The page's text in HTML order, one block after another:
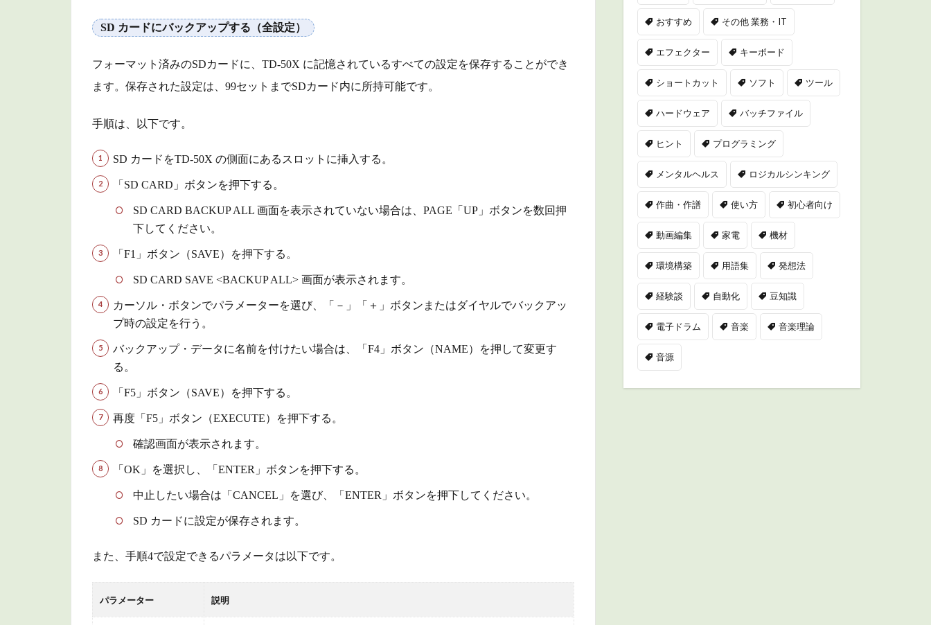
3.2
ド
キット
のデー
カード
から読
（1 KIT
LOAD）
4
タ
除
4.1
バッ
クアッ
プ・デー
ードから
削除する
（DELETE
／ 1 KIT
の
5.1
SD カードにバックアップする（全設定）
フォーマット済みのSDカードに、TD-50X に記憶されているすべての設定を保存することができ
ます。保存された設定は、99セットまでSDカード内に所持可能です。
手順は、以下です。
SD カードをTD-50X の側面にあるスロットに挿入する。
「SD CARD」ボタンを押下する。
SD CARD BACKUP ALL 画面を表示されていない場合は、PAGE「UP」ボタンを数回押
下してください。
「F1」ボタン（SAVE）を押下する。
SD CARD SAVE <BACKUP ALL> 画面が表示されます。
カーソル・ボタンでパラメーターを選び、「－」「＋」ボタンまたはダイヤルでバックアッ
プ時の設定を行う。
バックアップ・データに名前を付けたい場合は、「F4」ボタン（NAME）を押して変更す
る。
「F5」ボタン（SAVE）を押下する。
再度「F5」ボタン（EXECUTE）を押下する。
確認画面が表示されます。
「OK」を選択し、「ENTER」ボタンを押下する。
中止したい場合は「CANCEL」を選び、「ENTER」ボタンを押下してください。
SD カードに設定が保存されます。
また、手順4で設定できるパラメータは以下です。
パラメーター 説明
おすすめ その他 業務・IT
エフェクター キーボード
ショートカット ソフト ツール
ハードウェア バッチファイル
ヒント プログラミング
メンタルヘルス ロジカルシンキング
作曲・作譜 使い方 初心者向け
動画編集 家電 機材
環境構築 用語集 発想法
経験談 自動化 豆知識
電子ドラム 音楽 音楽理論
音源